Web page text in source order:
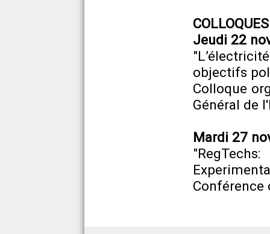
COLLOQUES
Jeudi 22
objectifs
Colloque
Général de
Mardi 27
Conférence